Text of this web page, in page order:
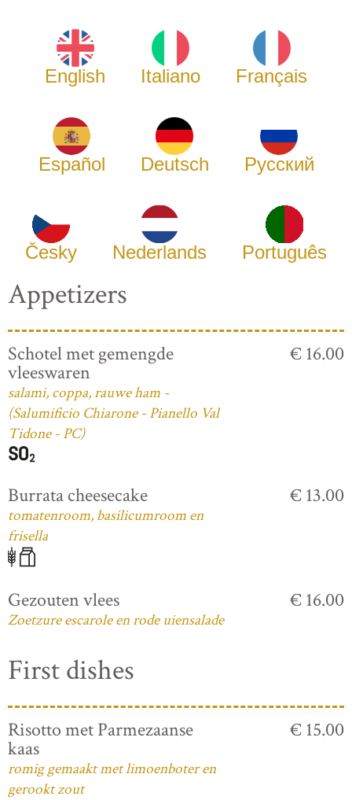
English Italiano Français
Español Deutsch Русский
Česky Nederlands Português
Appetizers
Schotel met gemengde
vleeswaren
salami, coppa, rauwe ham -
(Salumificio Chiarone - Pianello Val
Tidone - PC)
€ 16.00
Burrata cheesecake
tomatenroom, basilicumroom en
frisella
€ 13.00
Gezouten vlees
Zoetzure escarole en rode uiensalade
€ 16.00
First dishes
Risotto met Parmezaanse
kaas
romig gemaakt met limoenboter en
gerookt zout
€ 15.00